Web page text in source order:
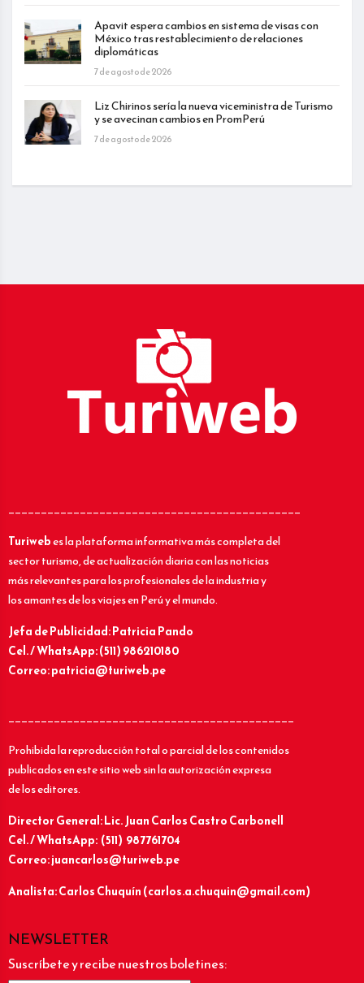
Apavit espera cambios en sistema de visas con
México tras restablecimiento de relaciones
diplomáticas
7 de agosto de 2026
Liz Chirinos sería la nueva viceministra de Turismo
y se avecinan cambios en PromPerú
7 de agosto de 2026
_____________________________________________
Turiwebes la plataforma informativa más completa del
sector turismo, de actualización diaria con las noticias
más relevantes para los profesionales de la industria y
los amantes de los viajes en Perú y el mundo.
Jefa de Publicidad: Patricia Pando
Cel. / WhatsApp: (511) 986210180
Correo: patricia@turiweb.pe
____________________________________________
Prohibida la reproducción total o parcial de los contenidos
publicados en este sitio web sin la autorización expresa
de los editores.
Director General: Lic.Juan Carlos Castro Carbonell
Cel. / WhatsApp: (511) 987761704
Correo: juancarlos@turiweb.pe
Analista: Carlos Chuquín (carlos.a.chuquin@gmail.com)
NEWSLETTER
Suscríbete y recibe nuestros boletines: